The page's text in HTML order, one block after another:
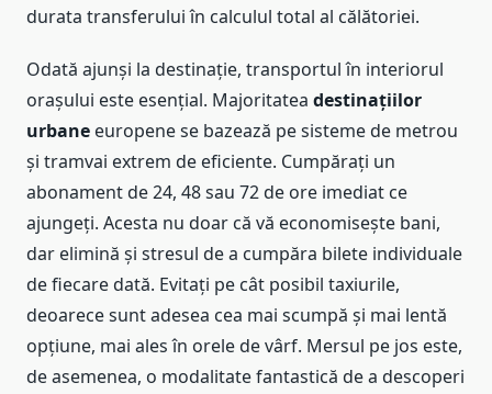
durata transferului în calculul total al călătoriei.
Odată ajunși la destinație, transportul în interiorul
orașului este esențial. Majoritatea destinațiilor
urbane europene se bazează pe sisteme de metrou
și tramvai extrem de eficiente. Cumpărați un
abonament de 24, 48 sau 72 de ore imediat ce
ajungeți. Acesta nu doar că vă economisește bani,
dar elimină și stresul de a cumpăra bilete individuale
de fiecare dată. Evitați pe cât posibil taxiurile,
deoarece sunt adesea cea mai scumpă și mai lentă
opțiune, mai ales în orele de vârf. Mersul pe jos este,
de asemenea, o modalitate fantastică de a descoperi